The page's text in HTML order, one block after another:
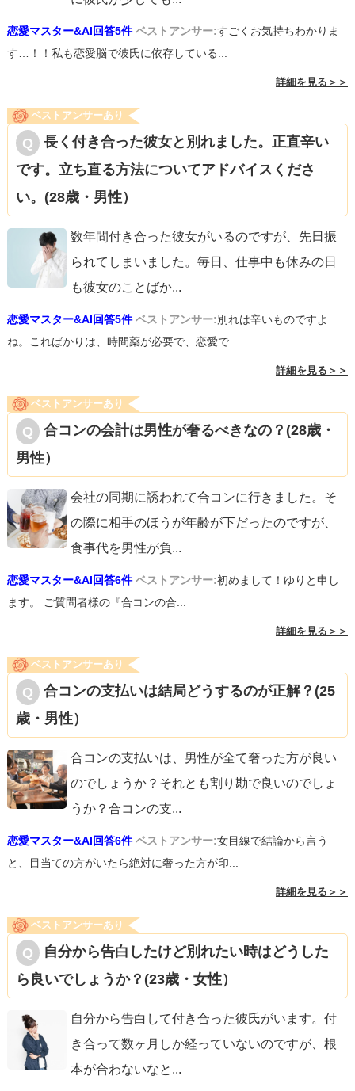
言動も受け入れられるようになると思います。
恋愛マスター&AI回答5件 ベストアンサー:すごくお気持ちわかりま
す…！！私も恋愛脳で彼氏に依存している...
詳細を見る＞＞
ベストアンサーあり
長く付き合った彼女と別れました。正直辛い
です。立ち直る方法についてアドバイスくださ
い。(28歳・男性）
数年間付き合った彼女がいるのですが、先日振
られてしまいました。毎日、仕事中も休みの日
も彼女のことばか...
恋愛マスター&AI回答5件 ベストアンサー:別れは辛いものですよ
ね。こればかりは、時間薬が必要で、恋愛で...
詳細を見る＞＞
ベストアンサーあり
合コンの会計は男性が奢るべきなの？(28歳・
男性）
会社の同期に誘われて合コンに行きました。そ
の際に相手のほうが年齢が下だったのですが、
食事代を男性が負...
恋愛マスター&AI回答6件 ベストアンサー:初めまして！ゆりと申し
ます。 ご質問者様の『合コンの合...
詳細を見る＞＞
ベストアンサーあり
合コンの支払いは結局どうするのが正解？(25
歳・男性）
合コンの支払いは、男性が全て奢った方が良い
のでしょうか？それとも割り勘で良いのでしょ
うか？合コンの支...
恋愛マスター&AI回答6件 ベストアンサー:女目線で結論から言う
と、目当ての方がいたら絶対に奢った方が印...
詳細を見る＞＞
ベストアンサーあり
自分から告白したけど別れたい時はどうした
ら良いでしょうか？(23歳・女性）
自分から告白して付き合った彼氏がいます。付
き合って数ヶ月しか経っていないのですが、根
本が合わないなと ...